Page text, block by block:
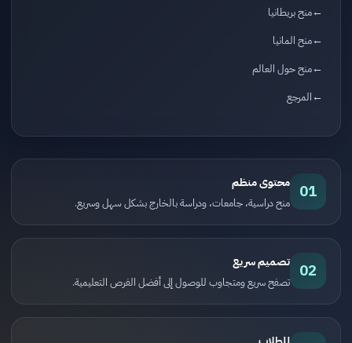
منح بريطانيا
منح المانيا
منح حول العالم
المرجع
01 محتوى منظم
منح دراسية، جامعات، ودراسة بالخارج بشكل سهل وسريع.
02 تصميم سريع
تصفح سريع ومتجاوب للوصول إلى أفضل الفرص التعليمية.